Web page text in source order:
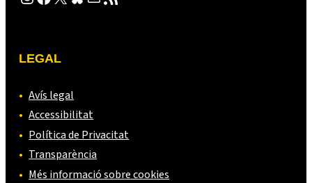
LEGAL
Avís legal
Accessibilitat
Política de Privacitat
Transparència
Més informació sobre cookies